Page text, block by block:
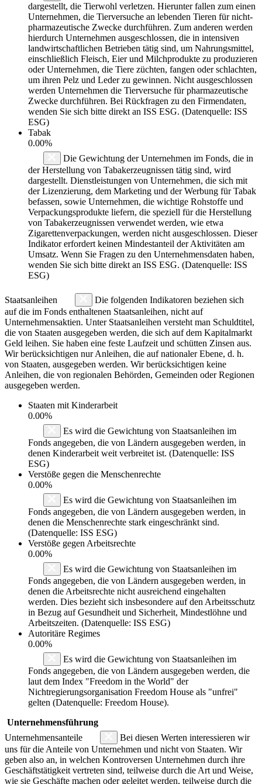
dargestellt, die Tierwohl verletzen. Hierunter fallen zum einen
Unternehmen, die Tierversuche an lebenden Tieren für nicht-
pharmazeutische Zwecke durchführen. Zum anderen werden
hierdurch Unternehmen ausgeschlossen, die in intensiven
landwirtschaftlichen Betrieben tätig sind, um Nahrungsmittel,
einschließlich Fleisch, Eier und Milchprodukte zu produzieren
oder Unternehmen, die Tiere züchten, fangen oder schlachten,
um ihren Pelz und Leder zu gewinnen. Nicht ausgeschlossen
werden Unternehmen die Tierversuche für pharmazeutische
Zwecke durchführen. Bei Rückfragen zu den Firmendaten,
wenden Sie sich bitte direkt an ISS ESG. (Datenquelle: ISS
ESG)
Tabak
0.00%
Die Gewichtung der Unternehmen im Fonds, die in
der Herstellung von Tabakerzeugnissen tätig sind, wird
dargestellt. Dienstleistungen von Unternehmen, die sich mit
der Lizenzierung, dem Marketing und der Werbung für Tabak
befassen, sowie Unternehmen, die wichtige Rohstoffe und
Verpackungsprodukte liefern, die speziell für die Herstellung
von Tabakerzeugnissen verwendet werden, wie etwa
Zigarettenverpackungen, werden nicht ausgeschlossen. Dieser
Indikator erfordert keinen Mindestanteil der Aktivitäten am
Umsatz. Wenn Sie Fragen zu den Unternehmensdaten haben,
wenden Sie sich bitte direkt an ISS ESG. (Datenquelle: ISS
ESG)
Staatsanleihen
Die folgenden Indikatoren beziehen sich
auf die im Fonds enthaltenen Staatsanleihen, nicht auf
Unternehmensaktien. Unter Staatsanleihen versteht man Schuldtitel,
die von Staaten ausgegeben werden, die sich auf dem Kapitalmarkt
Geld leihen. Sie haben eine feste Laufzeit und schütten Zinsen aus.
Wir berücksichtigen nur Anleihen, die auf nationaler Ebene, d. h.
von Staaten, ausgegeben werden. Wir berücksichtigen keine
Anleihen, die von regionalen Behörden, Gemeinden oder Regionen
ausgegeben werden.
Staaten mit Kinderarbeit
0.00%
Es wird die Gewichtung von Staatsanleihen im
Fonds angegeben, die von Ländern ausgegeben werden, in
denen Kinderarbeit weit verbreitet ist. (Datenquelle: ISS
ESG)
Verstöße gegen die Menschenrechte
0.00%
Es wird die Gewichtung von Staatsanleihen im
Fonds angegeben, die von Ländern ausgegeben werden, in
denen die Menschenrechte stark eingeschränkt sind.
(Datenquelle: ISS ESG)
Verstöße gegen Arbeitsrechte
0.00%
Es wird die Gewichtung von Staatsanleihen im
Fonds angegeben, die von Ländern ausgegeben werden, in
denen die Arbeitsrechte nicht ausreichend eingehalten
werden. Dies bezieht sich insbesondere auf den Arbeitsschutz
in Bezug auf Gesundheit und Sicherheit, Mindestlöhne und
Arbeitszeiten. (Datenquelle: ISS ESG)
Autoritäre Regimes
0.00%
Es wird die Gewichtung von Staatsanleihen im
Fonds angegeben, die von Ländern ausgegeben werden, die
laut dem Index "Freedom in the World" der
Nichtregierungsorganisation Freedom House als "unfrei"
gelten (Datenquelle: Freedom House).
Unternehmensführung
Unternehmensanteile
Bei diesen Werten interessieren wir
uns für die Anteile von Unternehmen und nicht von Staaten. Wir
geben also an, in welchen Kontroversen Unternehmen durch ihre
Geschäftstätigkeit vertreten sind, teilweise durch die Art und Weise,
wie sie Geschäfte machen oder geleitet werden, teilweise durch die